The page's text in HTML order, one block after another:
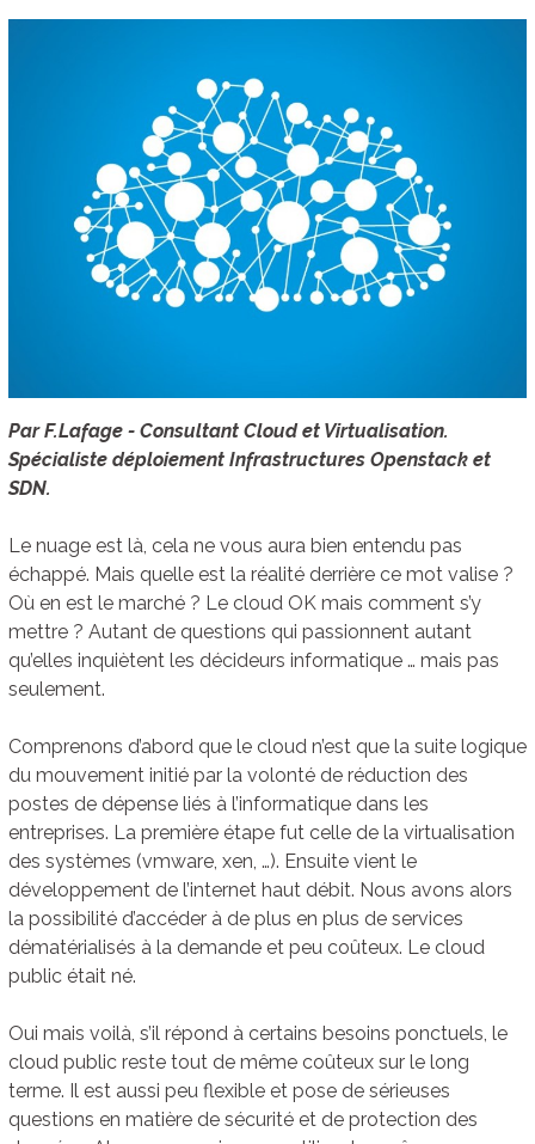
Par F.Lafage - Consultant Cloud et Virtualisation.
Spécialiste déploiement Infrastructures Openstack et
SDN.
Le nuage est là, cela ne vous aura bien entendu pas
échappé. Mais quelle est la réalité derrière ce mot valise ?
Où en est le marché ? Le cloud OK mais comment s’y
mettre ? Autant de questions qui passionnent autant
qu’elles inquiètent les décideurs informatique … mais pas
seulement.
Comprenons d’abord que le cloud n’est que la suite logique
du mouvement initié par la volonté de réduction des
postes de dépense liés à l’informatique dans les
entreprises. La première étape fut celle de la virtualisation
des systèmes (vmware, xen, …). Ensuite vient le
développement de l’internet haut débit. Nous avons alors
la possibilité d’accéder à de plus en plus de services
dématérialisés à la demande et peu coûteux. Le cloud
public était né.
Oui mais voilà, s’il répond à certains besoins ponctuels, le
cloud public reste tout de même coûteux sur le long
terme. Il est aussi peu flexible et pose de sérieuses
questions en matière de sécurité et de protection des